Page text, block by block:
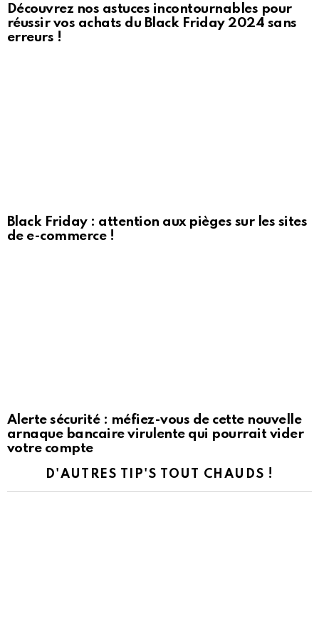
Découvrez nos astuces incontournables pour
réussir vos achats du Black Friday 2024 sans
erreurs !
Black Friday : attention aux pièges sur les sites
de e-commerce !
Alerte sécurité : méfiez-vous de cette nouvelle
arnaque bancaire virulente qui pourrait vider
votre compte
D'AUTRES TIP'S TOUT CHAUDS !